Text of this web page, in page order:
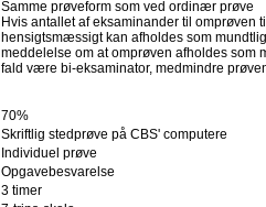
Samme prøveform som ved ordinær prøve
Hvis antallet af eksaminander til omprøven
hensigtsmæssigt kan afholdes som
meddelelse om at omprøven afholdes som
fald være bi-eksaminator, medmindre
70%
Skriftlig stedprøve på CBS' computere
Individuel prøve
Opgavebesvarelse
3 timer